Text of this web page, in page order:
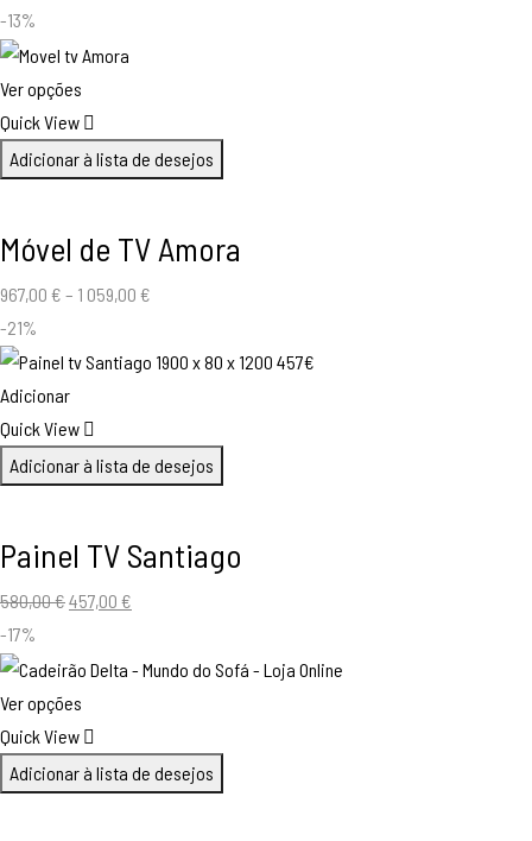
-13%
Ver opções
Quick View
Adicionar à lista de desejos
Móvel de TV Amora
967,00 € – 1 059,00 €
-21%
Adicionar
Quick View
Adicionar à lista de desejos
Painel TV Santiago
580,00€O
original
era:
580,00 €.
457,00 €
atual
-17%
Ver opções
Quick View
Adicionar à lista de desejos